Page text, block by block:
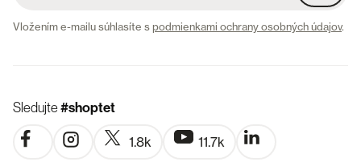
Vložením e-mailu súhlasíte spodmienkami ochrany osobných údajov.
Sledujte#shoptet
1.8k 11.7k